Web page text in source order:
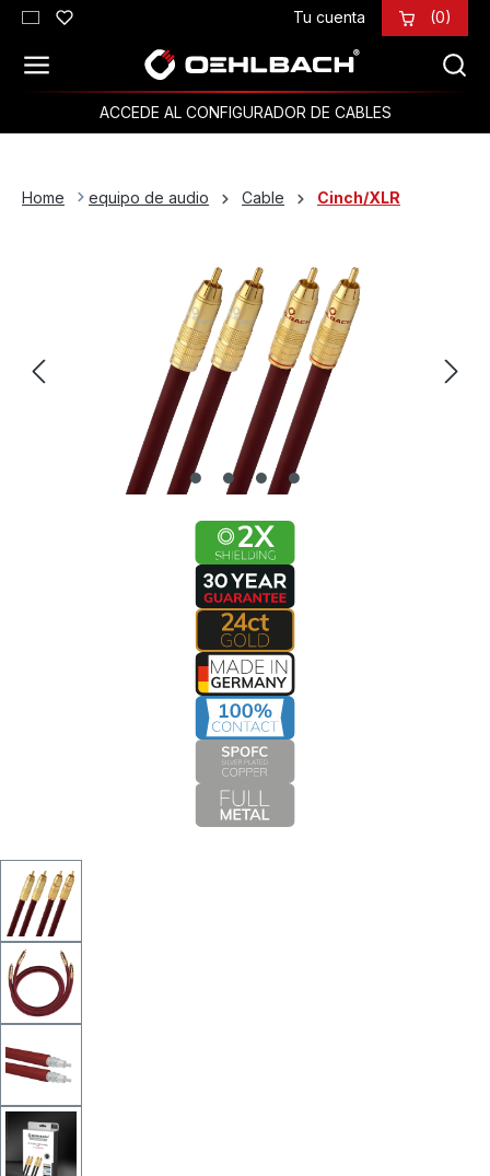
Saltar al contenido principal Tu cuenta (0)
ACCEDE AL CONFIGURADOR DE CABLES
Home equipo de audio Cable Cinch/XLR